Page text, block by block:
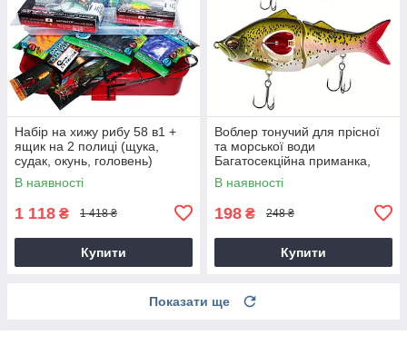
Набір на хижу рибу 58 в1 +
ящик на 2 полиці (щука,
судак, окунь, головень)
В наявності
1 118 ₴ 1 418 ₴
Купити
Воблер тонучий для прісної
та морської води
Багатосекційна приманка,
жорстка приманка з
пропелером і гачками
В наявності
198 ₴ 248 ₴
Купити
Показати ще